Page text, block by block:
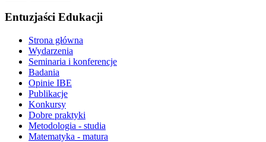
Entuzjaści Edukacji
Strona główna
Wydarzenia
Seminaria i konferencje
Badania
Opinie IBE
Publikacje
Konkursy
Dobre praktyki
Metodologia - studia
Matematyka - matura